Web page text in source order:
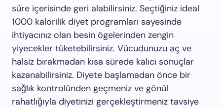
süre içerisinde geri alabilirsiniz. Seçtiğiniz ideal
1000 kalorilik diyet programları sayesinde
ihtiyacınız olan besin ögelerinden zengin
yiyecekler tüketebilirsiniz. Vücudunuzu aç ve
halsiz bırakmadan kısa sürede kalıcı sonuçlar
kazanabilirsiniz. Diyete başlamadan önce bir
sağlık kontrolünden geçmeniz ve gönül
rahatlığıyla diyetinizi gerçekleştirmeniz tavsiye